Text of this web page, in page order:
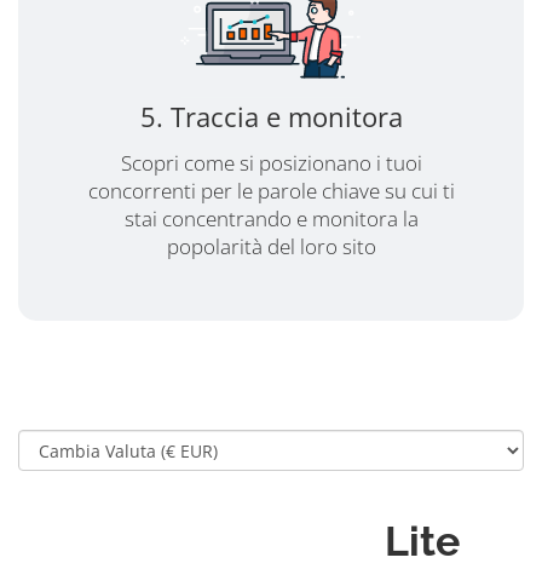
5. Traccia e monitora
Scopri come si posizionano i tuoi
concorrenti per le parole chiave su cui ti
stai concentrando e monitora la
popolarità del loro sito
Lite